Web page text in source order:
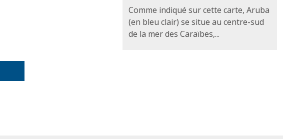
Comme indiqué sur cette carte, Aruba
(en bleu clair) se situe au centre-sud
de la mer des Caraïbes,...